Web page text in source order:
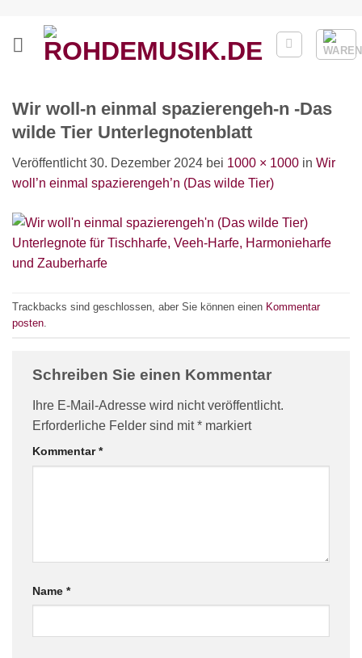
springen
Wir woll-n einmal spazierengeh-n -Das
wilde Tier Unterlegnotenblatt
Veröffentlicht30. Dezember 2024 bei 1000 × 1000 in Wir
woll’n einmal spazierengeh’n (Das wilde Tier)
Trackbacks sind geschlossen, aber Sie können einen Kommentar
posten
Schreiben Sie einen Kommentar
Ihre E-Mail-Adresse wird nicht veröffentlicht.
Erforderliche Felder sind mit* markiert
Kommentar*
Name *